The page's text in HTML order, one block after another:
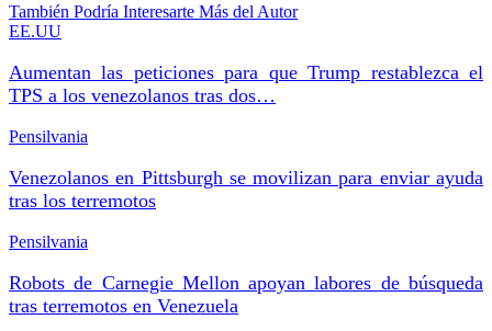
También Podría Interesarte Más del Autor
EE.UU
Aumentan las peticiones para que Trump restablezca el
TPS a los venezolanos tras dos…
Pensilvania
Venezolanos en Pittsburgh se movilizan para enviar ayuda
tras los terremotos
Pensilvania
Robots de Carnegie Mellon apoyan labores de búsqueda
tras terremotos en Venezuela